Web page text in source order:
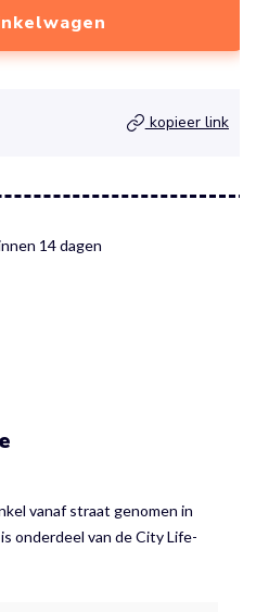
kopieer link
14 dagen
vanaf straat genomen in
onderdeel van de City Life-